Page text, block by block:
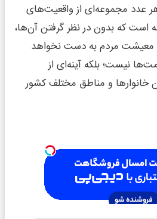
عدد مجموعه‌ای از واقعیت‌های
است که بدون در نظر گرفتن آن‌ها،
معیشت مردم به دست نخواهد
نیست؛ بلکه آینه‌ای از
خانوارها و مناطق مختلف کشور